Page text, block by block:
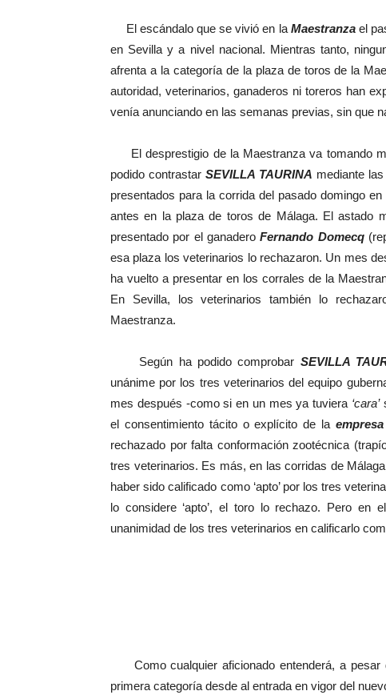
El escándalo que se vivió en la Maestranzael
en Sevilla y a nivel nacional. Mientras tanto,
afrenta a la categoría de la plaza de toros de la
autoridad, veterinarios, ganaderos ni toreros han
venía anunciando en las semanas previas, sin que
El desprestigio de la Maestranza va tomando
podido contrastar SEVILLA TAURINA mediante
presentados para la corrida del pasado domingo
antes en la plaza de toros de Málaga. El astado
presentado por el ganaderoFernando Domecq
esa plaza los veterinarios lo rechazaron. Un mes
ha vuelto a presentar en los corrales de la
En Sevilla, los veterinarios también lo
Maestranza.
Según ha podido comprobar SEVILLA
unánime por los tres veterinarios del equipo
mes después -como si en un mes ya tuviera ‘cara’
el consentimiento tácito o explícito de la
rechazado por falta conformación zootécnica
tres veterinarios. Es más, en las corridas de
haber sido calificado como ‘apto’ por los tres
lo considere ‘apto’, el toro lo rechazo. Pero
unanimidad de los tres veterinarios en calificarlo
Como cualquier aficionado entenderá, a pesar
primera categoría desde al entrada en vigor del